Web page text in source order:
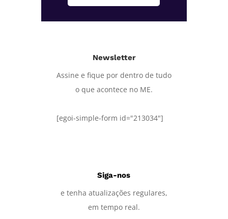
Newsletter
Assine e fique por dentro de tudo
o que acontece no ME.
[egoi-simple-form id="213034"]
Siga-nos
e tenha atualizações regulares,
em tempo real.